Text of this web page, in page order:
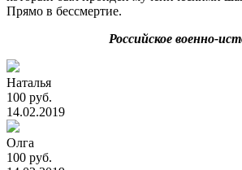
Прямо в бессмертие.
Российское военно-
Наталья
100 руб.
14.02.2019
Олга
100 руб.